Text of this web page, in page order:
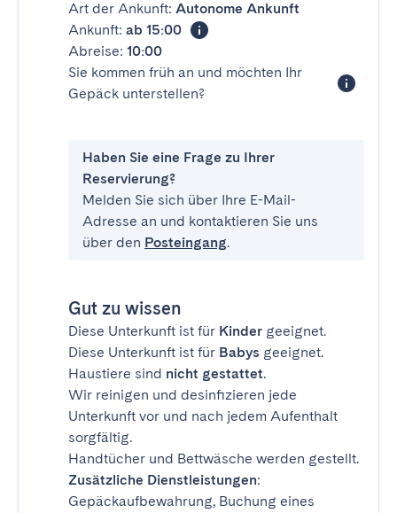
Art der Ankunft: Autonome Ankunft
Ankunft: ab 15:00
Abreise: 10:00
Sie kommen früh an und möchten Ihr
Gepäck unterstellen?
Haben Sie eine Frage zu Ihrer
Reservierung?
Melden Sie sich über Ihre E-Mail-
Adresse an und kontaktieren Sie uns
über den Posteingang.
Gut zu wissen
Diese Unterkunft ist für Kinder geeignet.
Diese Unterkunft ist für Babys geeignet.
Haustiere sind nicht gestattet.
Wir reinigen und desinfizieren jede
Unterkunft vor und nach jedem Aufenthalt
sorgfältig.
Handtücher und Bettwäsche werden gestellt.
Zusätzliche Dienstleistungen:
Gepäckaufbewahrung, Buchung eines